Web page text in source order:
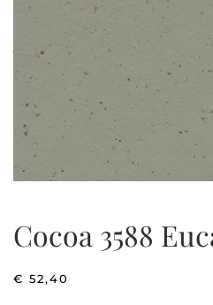
Cocoa 3588
€ 52,40